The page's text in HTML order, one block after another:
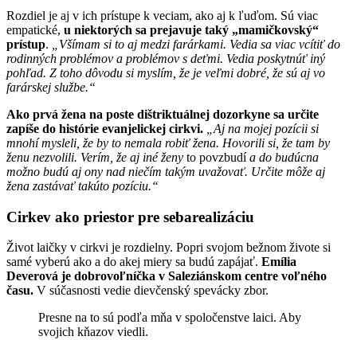
Rozdiel je aj v ich prístupe k veciam, ako aj k ľuďom. Sú viac
empatické, u niektorých sa prejavuje taký „mamičkovský“
prístup.
„Všímam si to aj medzi farárkami. Vedia sa viac vcítiť do
rodinných problémov a problémov s deťmi. Vedia poskytnúť iný
pohľad. Z toho dôvodu si myslím, že je veľmi dobré, že sú aj vo
farárskej službe.“
Ako prvá žena na poste dištriktuálnej dozorkyne sa určite
zapíše do histórie evanjelickej cirkvi.
„Aj na mojej pozícii si
mnohí mysleli, že by to nemala robiť žena. Hovorili si, že tam by
ženu nezvolili. Verím, že aj iné ženy to povzbudía do budúcna
možno budú aj ony nad niečím takým uvažovať. Určite môže aj
žena zastávať takúto pozíciu.“
Cirkev ako priestor pre sebarealizáciu
Život laičky v cirkvi je rozdielny. Popri svojom bežnom živote si
samé vyberú ako a do akej miery sa budú zapájať. Emília
Deverová je dobrovoľníčka v Saleziánskom centre voľného
času. V súčasnosti vedie dievčenský spevácky zbor.
Presne na to sú podľa mňa v spoločenstve laici. Aby
svojich kňazov viedli.